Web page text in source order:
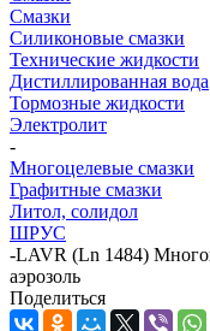
Смазки
Силиконовые смазки
Технические жидкости
Дистиллированная вода
Тормозные жидкости
Электролит
-
Многоцелевые смазки
Графитные смазки
Литол, солидол
ШРУС
-LAVR (Ln 1484)
аэрозоль
Поделиться